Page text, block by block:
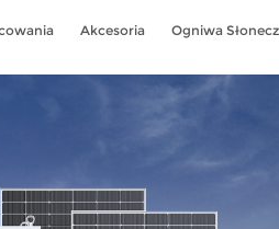
Akcesoria Ogniwa